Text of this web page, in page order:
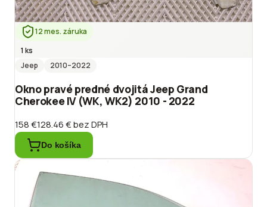
12 mes. záruka
1 ks
Jeep
2010–2022
Okno pravé predné dvojitá Jeep Grand
Cherokee IV (WK, WK2) 2010 - 2022
158 €128.46 €bez DPH
Do košíka